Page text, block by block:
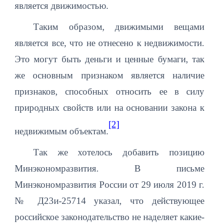
является движимостью.
Таким образом, движимыми вещами
является все, что не отнесено к недвижимости.
Это могут быть деньги и ценные бумаги, так
же основным признаком является наличие
признаков, способных относить ее в силу
природных свойств или на основании закона к
недвижимым объектам.
[2]
Так же хотелось добавить позицию
Минэкономразвития. В письме
Минэкономразвития России от 29 июля 2019 г.
№ Д23и-25714указал, что действующее
российское законодательство не наделяет какие-